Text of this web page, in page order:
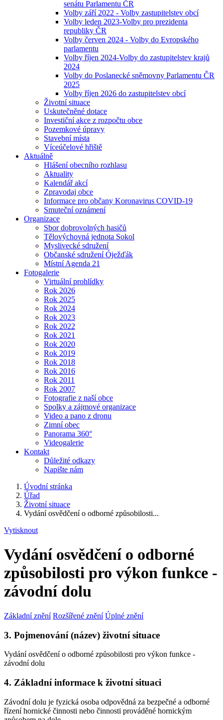
senátu Parlamentu ČR
Volby září 2022 - Volby zastupitelstev obcí
Volby leden 2023-Volby pro prezidenta
republiky ČR
Volby červen 2024 - Volby do Evropského
parlamentu
Volby říjen 2024-Volby do zastupitelstev krajů
2024
Volby do Poslanecké sněmovny Parlamentu ČR
2025
Volby říjen 2026 do zastupitelstev obcí
Životní situace
Uskutečněné dotace
Investiční akce z rozpočtu obce
Pozemkové úpravy
Stavební místa
Víceúčelové hřiště
Aktuálně
Hlášení obecního rozhlasu
Aktuality
Kalendář akcí
Zpravodaj obce
Informace pro občany Koronavirus COVID-19
Smuteční oznámení
Organizace
Sbor dobrovolných hasičů
Tělovýchovná jednota Sokol
Myslivecké sdružení
Občanské sdružení Óježďák
Místní Agenda 21
Fotogalerie
Virtuální prohlídky
Rok 2026
Rok 2025
Rok 2024
Rok 2023
Rok 2022
Rok 2021
Rok 2020
Rok 2019
Rok 2018
Rok 2016
Rok 2011
Rok 2007
Fotografie z naší obce
Spolky a zájmové organizace
Video a pano z dronu
Zimní obec
Panorama 360°
Videogalerie
Kontakt
Důležité odkazy
Napište nám
Úvodní stránka
Úřad
Životní situace
Vydání osvědčení o odborné způsobilosti...
Vytisknout
Vydání osvědčení o odborné
způsobilosti pro výkon funkce -
závodní dolu
Základní znění Rozšířené znění Úplné znění
3. Pojmenování (název) životní situace
Vydání osvědčení o odborné způsobilosti pro výkon funkce -
závodní dolu
4. Základní informace k životní situaci
Závodní dolu je fyzická osoba odpovědná za bezpečné a odborné
řízení hornické činnosti nebo činnosti prováděné hornickým